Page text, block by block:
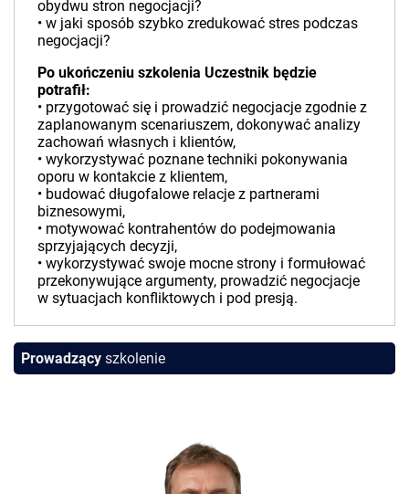
obydwu stron negocjacji?
• w jaki sposób szybko zredukować stres podczas
negocjacji?
Po ukończeniu szkolenia Uczestnik będzie
potrafił:
• przygotować się i prowadzić negocjacje zgodnie z
zaplanowanym scenariuszem, dokonywać analizy
zachowań własnych i klientów,
• wykorzystywać poznane techniki pokonywania
oporu w kontakcie z klientem,
• budować długofalowe relacje z partnerami
biznesowymi,
• motywować kontrahentów do podejmowania
sprzyjających decyzji,
• wykorzystywać swoje mocne strony i formułować
przekonywujące argumenty, prowadzić negocjacje
w sytuacjach konfliktowych i pod presją.
Prowadzący szkolenie